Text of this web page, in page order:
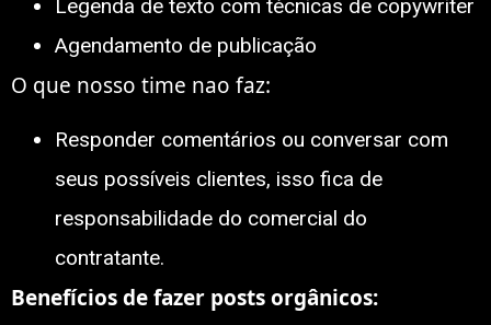
Legenda de texto com técnicas de copywriter
Agendamento de publicação
O que nosso time nao faz:
Responder comentários ou conversar com
seus possíveis clientes, isso fica de
responsabilidade do comercial do
contratante.
Benefícios de fazer posts orgânicos: